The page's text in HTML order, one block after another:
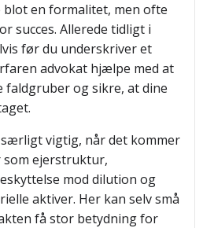
en formalitet, men ofte
succes. Allerede tidligt i
før du underskriver et
advokat hjælpe med at
faldgruber og sikre, at dine
vigtig, når det kommer
ejerstruktur,
mod dilution og
aktiver. Her kan selv små
få stor betydning for